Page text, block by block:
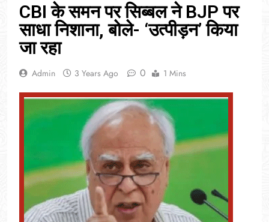
CBI के समन पर सिब्बल ने BJP पर
साधा निशाना, बोले- ‘उत्पीड़न’ किया
जा रहा
Admin 3 Years Ago 0 1 Mins